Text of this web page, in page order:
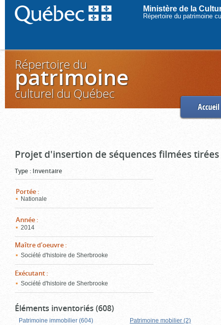
Ministère de la
Répertoire du patrimoine
Répertoire du
patrimoine
culturel du Québec
Accueil
Projet d'insertion de séquences filmées
Type : Inventaire
Portée :
Nationale
Année :
2014
Maître d'oeuvre :
Société d'histoire de Sherbrooke
Exécutant :
Société d'histoire de Sherbrooke
Éléments inventoriés (608)
Patrimoine immobilier (604) Patrimoine mobilier (2)